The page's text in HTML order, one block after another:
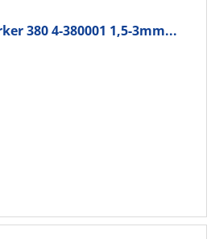
380 4-380001 1,5-3mm...